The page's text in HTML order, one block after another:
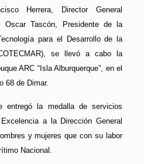
Herrera, Director General
Oscar Tascón, Presidente de la
para el Desarrollo de la
se llevó a cabo la
ARC “Isla Alburquerque”, en el
68 de Dimar.
entregó la medalla de servicios
a la Dirección General
y mujeres que con su labor
Nacional.